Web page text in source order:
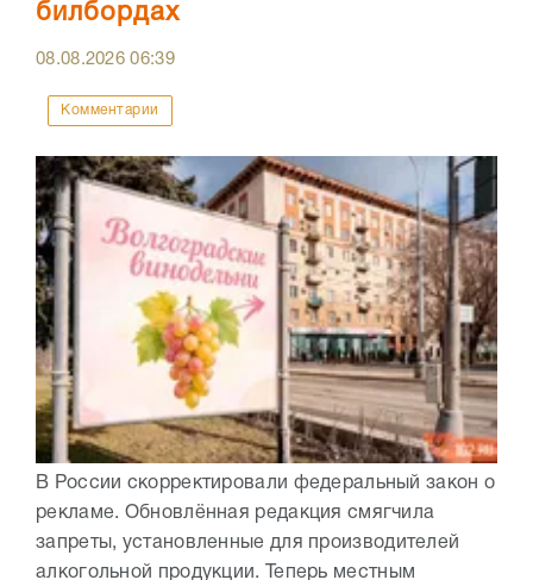
билбордах
08.08.202606:39
Комментарии
В России скорректировали федеральный закон о
рекламе. Обновлённая редакция смягчила
запреты, установленные для производителей
алкогольной продукции. Теперь местным